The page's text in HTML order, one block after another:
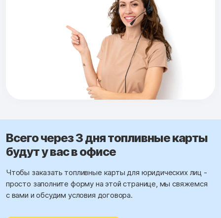
Всего через 3 дня топливные карты
будут у вас в офисе
Чтобы заказать топливные карты для юридических лиц -
просто заполните форму на этой странице, мы свяжемся
с вами и обсудим условия договора.